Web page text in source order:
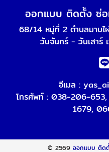
ออกแบบ ติดตั้ง ซ่อ
68/14 หมู่ที่ 2 ตำบลมาบไ
วันจันทร์ - วันเสาร์
อีเมล :
โทรศัพท์ : 038-206-653,
1679,
© 2569ออกแบบ ติดตั้